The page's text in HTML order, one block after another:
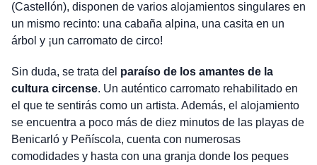
(Castellón), disponen de varios alojamientos singulares en
un mismo recinto: una cabaña alpina, una casita en un
árbol y ¡un carromato de circo!
Sin duda, se trata del paraíso de los amantes de la
cultura circense. Un auténtico carromato rehabilitado en
el que te sentirás como un artista. Además, el alojamiento
se encuentra a poco más de diez minutos de las playas de
Benicarló y Peñíscola, cuenta con numerosas
comodidades y hasta con una granja donde los peques